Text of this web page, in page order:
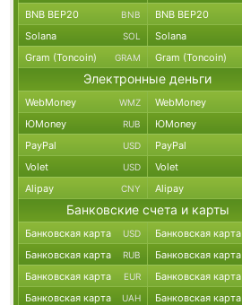
BNB BEP20 BNB BNB BEP20
Solana SOL Solana
Gram (Toncoin) GRAM Gram (Toncoin)
Электронные деньги
WebMoney WMZ WebMoney
ЮMoney RUB ЮMoney
PayPal USD PayPal
Volet USD Volet
Alipay CNY Alipay
Банковские счета и карты
Банковская карта USD Банковская карта
Банковская карта RUB Банковская карта
Банковская карта EUR Банковская карта
Банковская карта UAH Банковская карта